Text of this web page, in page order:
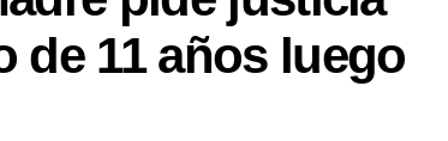
de 11 años luego